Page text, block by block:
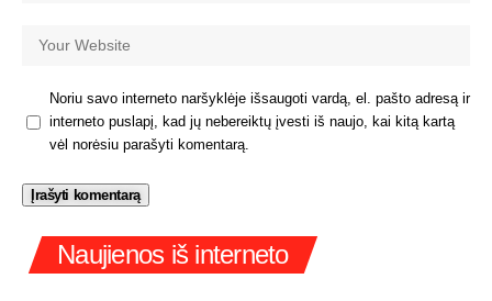
Noriu savo interneto naršyklėje išsaugoti vardą, el. pašto adresą ir
interneto puslapį, kad jų nebereiktų įvesti iš naujo, kai kitą kartą
vėl norėsiu parašyti komentarą.
Naujienos iš interneto